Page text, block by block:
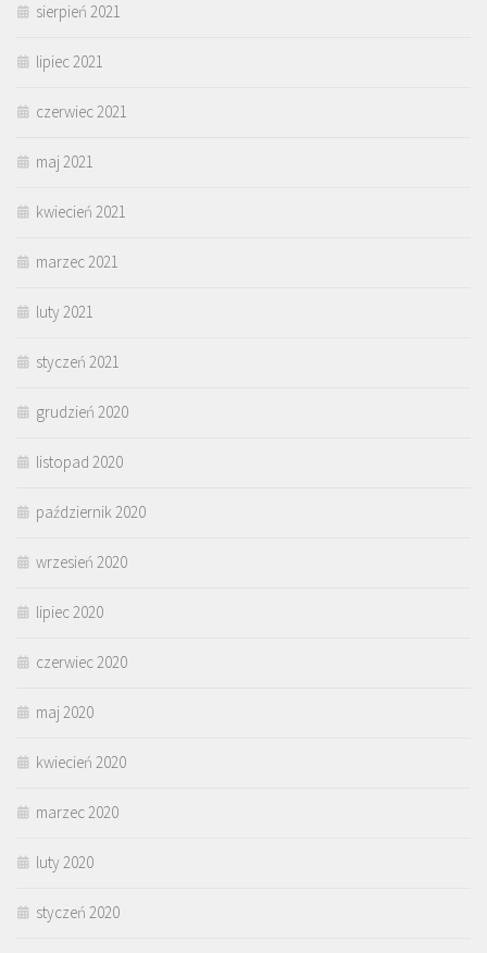
sierpień 2021
lipiec 2021
czerwiec 2021
maj 2021
kwiecień 2021
marzec 2021
luty 2021
styczeń 2021
grudzień 2020
listopad 2020
październik 2020
wrzesień 2020
lipiec 2020
czerwiec 2020
maj 2020
kwiecień 2020
marzec 2020
luty 2020
styczeń 2020